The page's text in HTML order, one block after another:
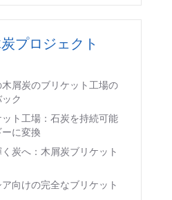
プロジェクト
屑炭のブリケット工場の
ク
ト工場：石炭を持続可能
に変換
炭へ：木屑炭ブリケット
向けの完全なブリケット